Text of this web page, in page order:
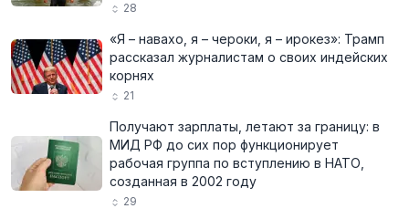
28
«Я – навахо, я – чероки, я – ирокез»: Трамп
рассказал журналистам о своих индейских
корнях
21
Получают зарплаты, летают за границу: в
МИД РФ до сих пор функционирует
рабочая группа по вступлению в НАТО,
созданная в 2002 году
29